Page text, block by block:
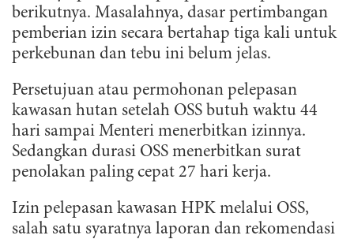
berikutnya. Masalahnya, dasar pertimbangan
pemberian izin secara bertahap tiga kali untuk
perkebunan dan tebu ini belum jelas.
Persetujuan atau permohonan pelepasan
kawasan hutan setelah OSS butuh waktu 44
hari sampai Menteri menerbitkan izinnya.
Sedangkan durasi OSS menerbitkan surat
penolakan paling cepat 27 hari kerja.
Izin pelepasan kawasan HPK melalui OSS,
salah satu syaratnya laporan dan rekomendasi